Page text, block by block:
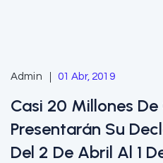
Admin 01 Abr, 2019
Casi 20 Millones
Presentarán Su
Del 2 De Abril Al 1